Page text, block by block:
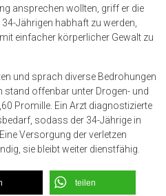
ansprechen wollten, griff er die
Jährigen habhaft zu werden,
einfacher körperlicher Gewalt zu
und sprach diverse Bedrohungen
stand offenbar unter Drogen- und
Promille. Ein Arzt diagnostizierte
sodass der 34-Jährige in
Versorgung der verletzen
sie bleibt weiter dienstfähig.
teilen